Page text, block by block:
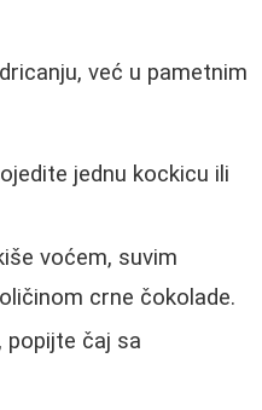
već u pametnim
jednu kockicu ili
voćem, suvim
crne čokolade.
popijte čaj sa